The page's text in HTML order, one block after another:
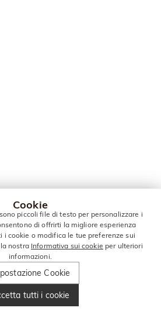
Cookie
piccoli file di testo per personalizzare i
di offrirti la migliore esperienza
i cookie o modifica le tue preferenze sui
nostra Informativa sui cookie per ulteriori
informazioni.
Cookie
tutti i cookie